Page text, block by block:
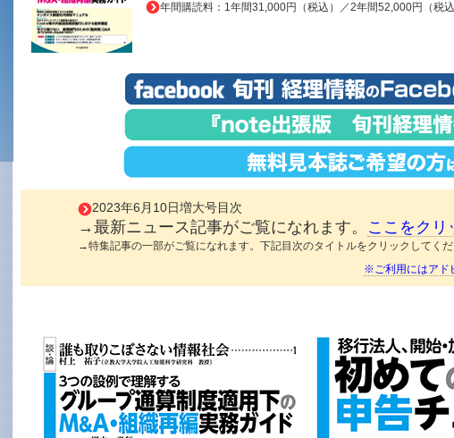
年間購読料：1年間31,000円（税込）／2年間52,000円（税込
2023年6月10日増大号目次
→最新ニュース記事がご覧になれます。 ここをクリ
→特集記事の一部がご覧になれます。下記目次のタイトルをクリックしてくだ
※ご利用にはアド